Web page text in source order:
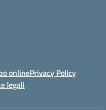
onlinePrivacy Policy
legali